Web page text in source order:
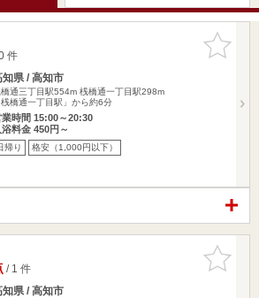
お気に入
りに追加
件
知県 / 高知市
通三丁目駅554m 桟橋通一丁目駅298m
桟橋通一丁目駅」から約6分
業時間 15:00～20:30
浴料金 450円～
帰り 格安（1,000円以下）
お気に入
りに追加
/ 1 件
知県 / 高知市